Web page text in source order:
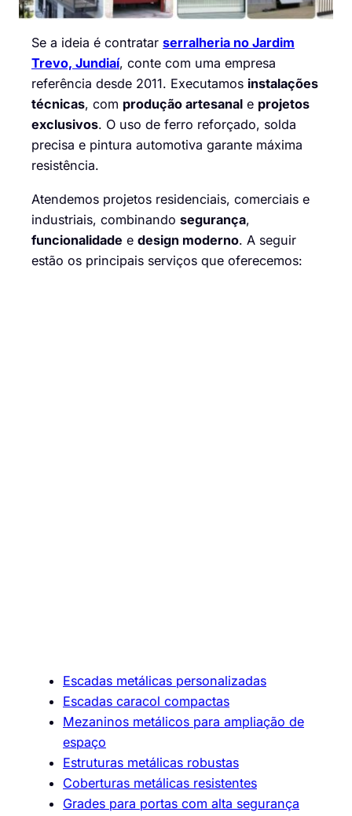
Se a ideia é contratar serralheria no Jardim
Trevo, Jundiaí, conte com uma empresa
referência desde 2011. Executamos instalações
técnicas, com produção artesanal e projetos
exclusivos. O uso de ferro reforçado, solda
precisa e pintura automotiva garante máxima
resistência.
Atendemos projetos residenciais, comerciais e
industriais, combinando segurança,
funcionalidade e design moderno. A seguir
estão os principais serviços que oferecemos:
Escadas metálicas personalizadas
Escadas caracol compactas
Mezaninos metálicos para ampliação de
espaço
Estruturas metálicas robustas
Coberturas metálicas resistentes
Grades para portas com alta segurança